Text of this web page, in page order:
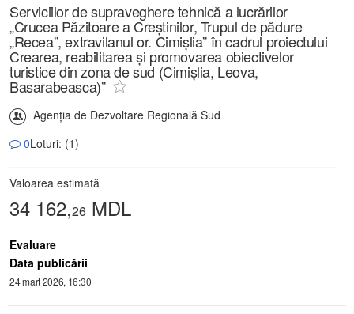
Serviciilor de supraveghere tehnică a lucrărilor
„Crucea Păzitoare a Creștinilor, Trupul de pădure
„Recea”, extravilanul or. Cimișlia” în cadrul proiectului
Crearea, reabilitarea și promovarea obiectivelor
turistice din zona de sud (Cimișlia, Leova,
Basarabeasca)”
Agenția de Dezvoltare Regională Sud
0Loturi: (1)
Valoarea estimată
34 162,26 MDL
Evaluare
Data publicării
24 mart 2026, 16:30